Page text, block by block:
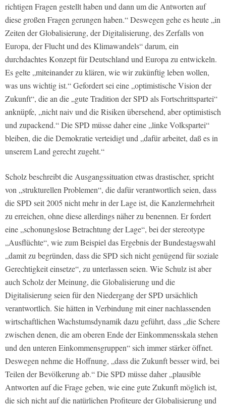
richtigen Fragen gestellt haben und dann um die Antworten auf
diese großen Fragen gerungen haben.“ Deswegen gehe es heute „in
Zeiten der Globalisierung, der Digitalisierung, des Zerfalls von
Europa, der Flucht und des Klimawandels“ darum, ein
durchdachtes Konzept für Deutschland und Europa zu entwickeln.
Es gelte „miteinander zu klären, wie wir zukünftig leben wollen,
was uns wichtig ist.“ Gefordert sei eine „optimistische Vision der
Zukunft“, die an die „gute Tradition der SPD als Fortschrittspartei“
anknüpfe, „nicht naiv und die Risiken übersehend, aber optimistisch
und zupackend.“ Die SPD müsse daher eine „linke Volkspartei“
bleiben, die die Demokratie verteidigt und „dafür arbeitet, daß es in
unserem Land gerecht zugeht.“
Scholz beschreibt die Ausgangssituation etwas drastischer, spricht
von „strukturellen Problemen“, die dafür verantwortlich seien, dass
die SPD seit 2005 nicht mehr in der Lage ist, die Kanzlermehrheit
zu erreichen, ohne diese allerdings näher zu benennen. Er fordert
eine „schonungslose Betrachtung der Lage“, bei der stereotype
„Ausflüchte“, wie zum Beispiel das Ergebnis der Bundestagswahl
„damit zu begründen, dass die SPD sich nicht genügend für soziale
Gerechtigkeit einsetze“, zu unterlassen seien. Wie Schulz ist aber
auch Scholz der Meinung, die Globalisierung und die
Digitalisierung seien für den Niedergang der SPD ursächlich
verantwortlich. Sie hätten in Verbindung mit einer nachlassenden
wirtschaftlichen Wachstumsdynamik dazu geführt, dass „die Schere
zwischen denen, die am oberen Ende der Einkommensskala stehen
und den unteren Einkommensgruppen“ sich immer stärker öffnet.
Deswegen nehme die Hoffnung, „dass die Zukunft besser wird, bei
Teilen der Bevölkerung ab.“ Die SPD müsse daher „plausible
Antworten auf die Frage geben, wie eine gute Zukunft möglich ist,
die sich nicht auf die natürlichen Profiteure der Globalisierung und